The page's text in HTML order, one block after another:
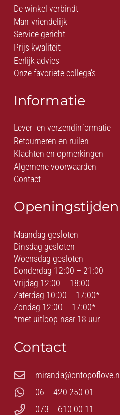
De winkel verbindt
Man-vriendelijk
Service gericht
Prijs kwaliteit
Eerlijk advies
Onze favoriete collega’s
Informatie
Lever- en verzendinformatie
Retourneren en ruilen
Klachten en opmerkingen
Algemene voorwaarden
Contact
Openingstijden
Maandag gesloten
Dinsdag gesloten
Woensdag gesloten
Donderdag 12:00 – 21:00
Vrijdag 12:00 – 18:00
Zaterdag 10:00 – 17:00*
Zondag 12:00 – 17:00*
*met uitloop naar 18 uur
Contact
miranda@ontopoflove.nl
06 – 420 250 01
073 – 610 00 11